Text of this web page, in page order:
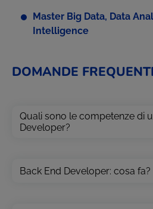
Master Big Data, Data
Intelligence
DOMANDE FREQUENTI
Quali sono le competenze di
Developer?
Back End Developer: cosa fa?